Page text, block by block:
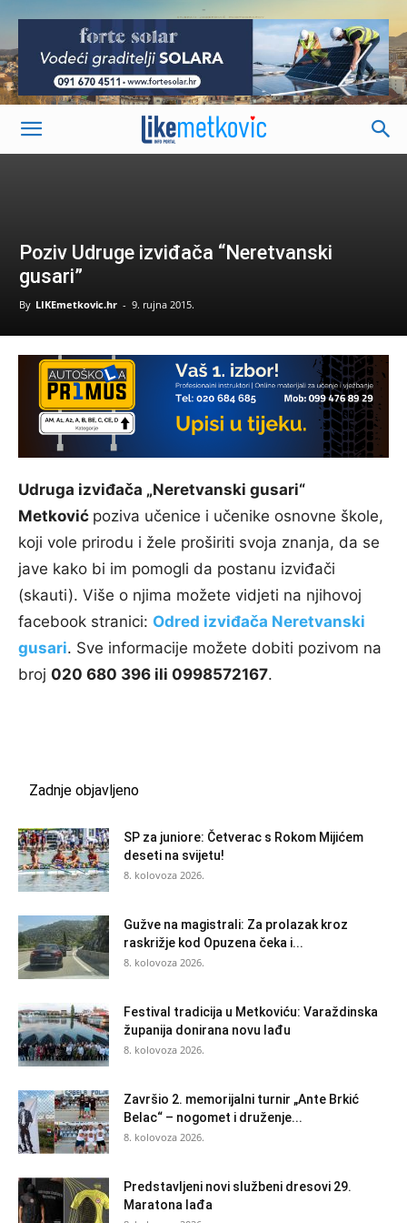
-
Poziv Udruge izviđača “Neretvanski
gusari”
By LIKEmetkovic.hr - 9. rujna 2015.
Udruga izviđača „Neretvanski gusari“
Metković poziva učenice i učenike osnovne škole,
koji vole prirodu i žele proširiti svoja znanja, da se
jave kako bi im pomogli da postanu izviđači
(skauti). Više o njima možete vidjeti na njihovoj
facebook stranici: Odred izviđača Neretvanski
gusari. Sve informacije možete dobiti pozivom na
broj 020 680 396 ili 0998572167.
Zadnje objavljeno
SP za juniore: Četverac s Rokom Mijićem
deseti na svijetu!
8. kolovoza 2026.
Gužve na magistrali: Za prolazak kroz
raskrižje kod Opuzena čeka i...
8. kolovoza 2026.
Festival tradicija u Metkoviću: Varaždinska
županija donirana novu lađu
8. kolovoza 2026.
Završio 2. memorijalni turnir „Ante Brkić
Belac“ – nogomet i druženje...
8. kolovoza 2026.
Predstavljeni novi službeni dresovi 29.
Maratona lađa